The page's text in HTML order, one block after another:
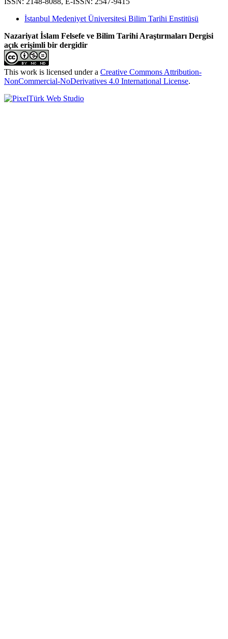
İstanbul Medeniyet Üniversitesi Bilim Tarihi Enstitüsü
Nazariyat İslam Felsefe ve Bilim Tarihi Araştırmaları Dergisi
açık erişimli bir dergidir
This work is licensed under a Creative Commons Attribution-
NonCommercial-NoDerivatives 4.0 International License.